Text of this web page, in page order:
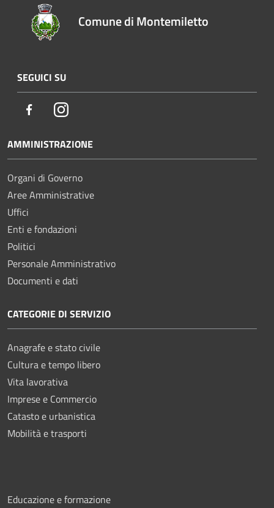
Comune di Montemiletto
SEGUICI SU
FacebookInstagram
AMMINISTRAZIONE
Organi di Governo
Aree Amministrative
Uffici
Enti e fondazioni
Politici
Personale Amministrativo
Documenti e dati
CATEGORIE DI SERVIZIO
Anagrafe e stato civile
Cultura e tempo libero
Vita lavorativa
Imprese e Commercio
Catasto e urbanistica
Mobilità e trasporti
Educazione e formazione